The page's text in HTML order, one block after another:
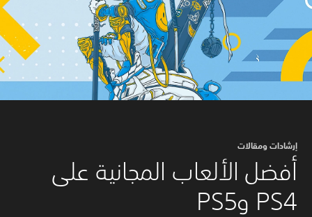
إرشادات ومقالات
أفضل الألعاب المجانية على
PS4 وPS5